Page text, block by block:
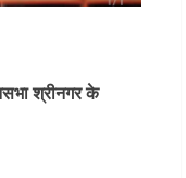
श्रीनगर के